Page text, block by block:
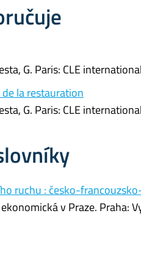
G. Paris: CLE
la restauration
G. Paris: CLE
ruchu : česko-
ekonomická v Praze.